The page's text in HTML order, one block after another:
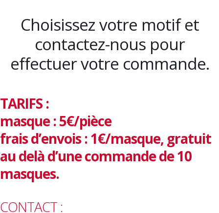
Choisissez votre motif et
contactez-nous pour
effectuer votre commande.
TARIFS :
masque : 5€/pièce
frais d’envois : 1€/masque, gratuit
au delà d’une commande de 10
masques.
CONTACT :